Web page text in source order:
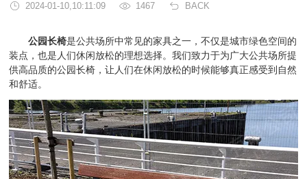
2024-01-10,10:11:09 1467 BACK
公园长椅是公共场所中常见的家具之一，不仅是城市绿色空间的
装点，也是人们休闲放松的理想选择。我们致力于为广大公共场所提
供高品质的公园长椅，让人们在休闲放松的时候能够真正感受到自然
和舒适。